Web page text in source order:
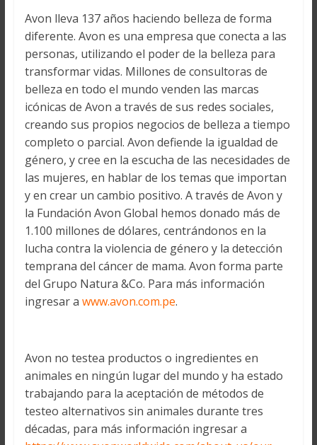
Avon lleva 137 años haciendo belleza de forma
diferente. Avon es una empresa que conecta a las
personas, utilizando el poder de la belleza para
transformar vidas. Millones de consultoras de
belleza en todo el mundo venden las marcas
icónicas de Avon a través de sus redes sociales,
creando sus propios negocios de belleza a tiempo
completo o parcial. Avon defiende la igualdad de
género, y cree en la escucha de las necesidades de
las mujeres, en hablar de los temas que importan
y en crear un cambio positivo. A través de Avon y
la Fundación Avon Global hemos donado más de
1.100 millones de dólares, centrándonos en la
lucha contra la violencia de género y la detección
temprana del cáncer de mama. Avon forma parte
del Grupo Natura &Co. Para más información
ingresar a www.avon.com.pe.
Avon no testea productos o ingredientes en
animales en ningún lugar del mundo y ha estado
trabajando para la aceptación de métodos de
testeo alternativos sin animales durante tres
décadas, para más información ingresar a